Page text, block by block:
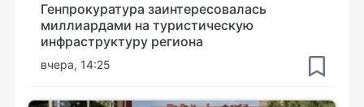
Генпрокуратура заинтересовалась
миллиардами на туристическую
инфраструктуру региона
вчера, 14:25